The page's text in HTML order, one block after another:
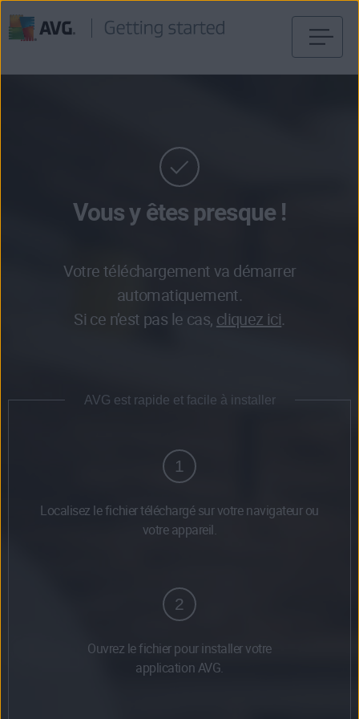
Vous y êtes presque !
Votre téléchargement va démarrer
automatiquement.
Si ce n’est pas le cas, cliquez ici.
AVG est rapide et facile à installer
1
Localisez le fichier téléchargé sur votre navigateur ou
votre appareil.
2
Ouvrez le fichier pour installer votre
application AVG.